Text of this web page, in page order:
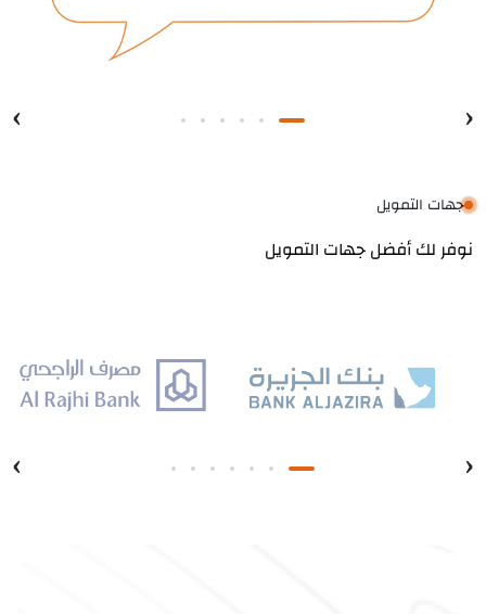
‹
›
جهات التمويل
نوفر لك أفضل جهات التمويل
‹
›